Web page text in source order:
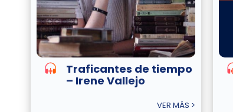
Traficantes de tiempo
– Irene Vallejo
VER MÁS >